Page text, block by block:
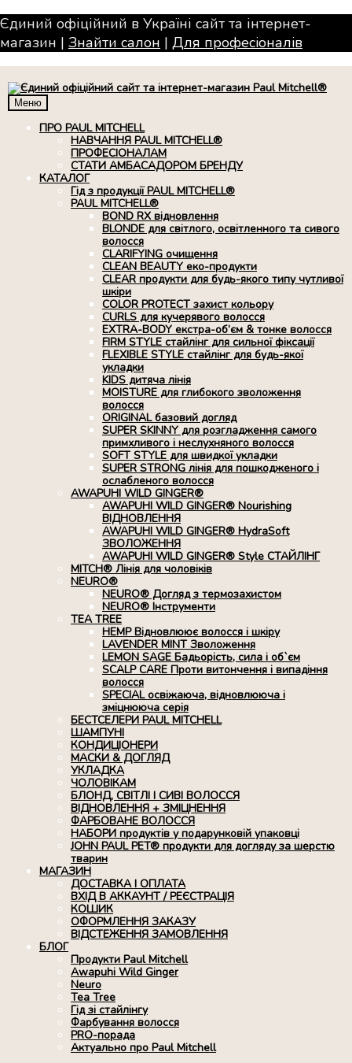
Єдиний офіційний в Україні сайт та інтернет-
магазин | Знайти салон | Для професiоналiв
Меню
ПРО PAUL MITCHELL
НАВЧАННЯ PAUL MITCHELL®
ПРОФЕСІОНАЛАМ
СТАТИ АМБАСАДОРОМ БРЕНДУ
КАТАЛОГ
Гід з продукції PAUL MITCHELL®
PAUL MITCHELL®
BOND RX вiдновлення
BLONDE для світлого, освітленного та сивого
волосся
CLARIFYING очищення
CLEAN BEAUTY еко-продукти
CLEAR продукти для будь-якого типу чутливої
шкіри
COLOR PROTECT захист кольору
CURLS для кучерявого волосся
EXTRA-BODY екстра-об’єм & тонке волосся
FIRM STYLE стайлінг для сильної фіксації
FLEXIBLE STYLE стайлінг для будь-якої
укладки
KIDS дитяча лінія
MOISTURE для глибокого зволоження
волосся
ORIGINAL базовий догляд
SUPER SKINNY для розгладження самого
примхливого і неслухняного волосся
SOFT STYLE для швидкої укладки
SUPER STRONG лінія для пошкодженого і
ослабленого волосся
AWAPUHI WILD GINGER®
AWAPUHI WILD GINGER® Nourishing
ВІДНОВЛЕННЯ
AWAPUHI WILD GINGER® HydraSoft
ЗВОЛОЖЕННЯ
AWAPUHI WILD GINGER® Style СТАЙЛІНГ
MITCH® Лінія для чоловіків
NEURO®
NEURO® Догляд з термозахистом
NEURO® Інструменти
TEA TREE
HEMP Відновлюює волосся і шкіру
LAVENDER MINT Зволоження
LEMON SAGE Бадьорість, сила і об`єм
SCALP CARE Проти витончення і випадіння
волосся
SPECIAL освіжаюча, відновлююча і
зміцнююча серія
БЕСТСЕЛЕРИ PAUL MITCHELL
ШАМПУНІ
КОНДИЦІОНЕРИ
МАСКИ & ДОГЛЯД
УКЛАДКА
ЧОЛОВІКАМ
БЛОНД, СВІТЛІ І СИВІ ВОЛОССЯ
ВІДНОВЛЕННЯ + ЗМІЦНЕННЯ
ФАРБОВАНЕ ВОЛОССЯ
НАБОРИ продуктів у подарунковій упаковці
JOHN PAUL PET® продукти для догляду за шерстю
тварин
МАГАЗИН
ДОСТАВКА І ОПЛАТА
ВХІД В АККАУНТ / РЕЄСТРАЦІЯ
КОШИК
ОФОРМЛЕННЯ ЗАКАЗУ
ВІДСТЕЖЕННЯ ЗАМОВЛЕННЯ
БЛОГ
Продукти Paul Mitchell
Awapuhi Wild Ginger
Neuro
Tea Tree
Гід зі стайлінгу
Фарбування волосся
PRO-порада
Актуально про Paul Mitchell